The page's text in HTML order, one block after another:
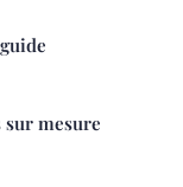
mesure